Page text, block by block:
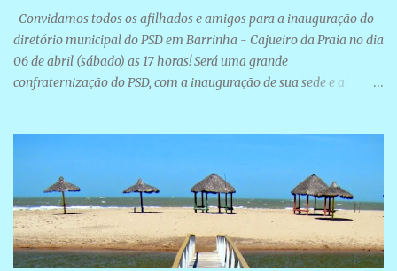
Convidamos todos os afilhados e amigos para a inauguração do
diretório municipal do PSD em Barrinha - Cajueiro da Praia no dia
06 de abril (sábado) as 17 horas! Será uma grande
confraternização do PSD, com a inauguração de sua sede e a